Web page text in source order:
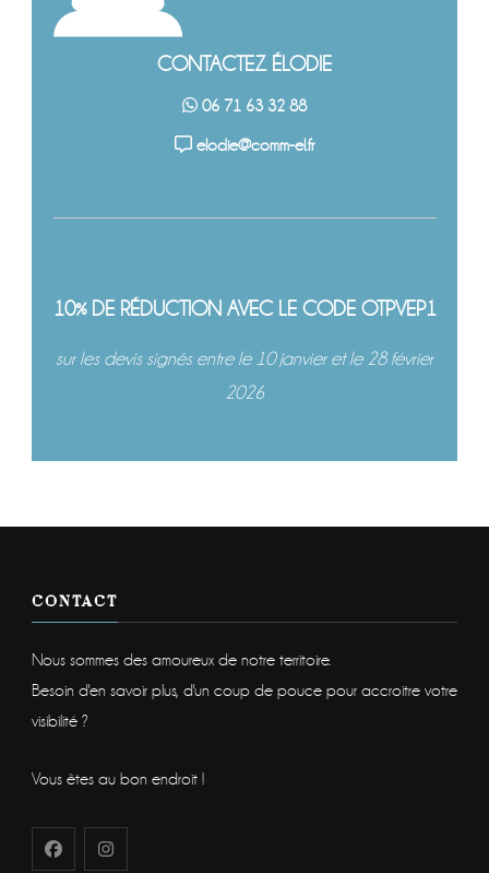
CONTACTEZ ÉLODIE
06 71 63 32 88
elodie@comm-el.fr
10% DE RÉDUCTION AVEC LE CODE OTPVEP1
sur les devis signés entre le 10 janvier et le 28 février
2026
CONTACT
Nous sommes des amoureux de notre territoire.
Besoin d'en savoir plus, d'un coup de pouce pour accroitre votre
visibilité ?
Vous êtes au bon endroit !